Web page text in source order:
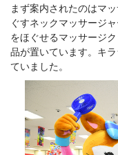
まず案内されたのはマ
ぐすネックマッサージ
をほぐせるマッサージ
品が置いています。キ
ていました。